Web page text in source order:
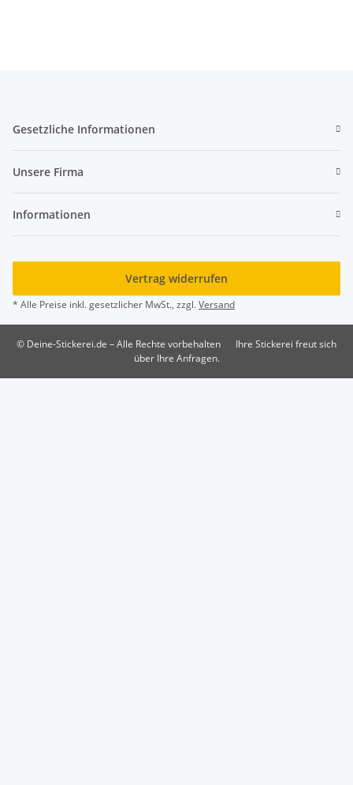
Gesetzliche Informationen
Unsere Firma
Informationen
Vertrag widerrufen
* Alle Preise inkl. gesetzlicher MwSt., zzgl.Versand
© Deine-Stickerei.de – Alle Rechte vorbehalten
Ihre Stickerei freut sich
über Ihre Anfragen.